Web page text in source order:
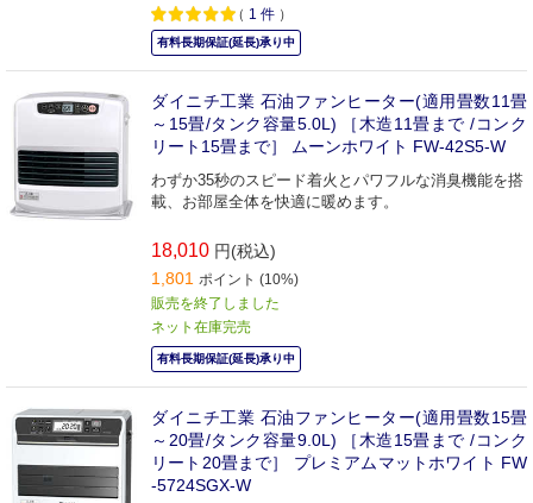
（ 1 件 ）
有料長期保証(延長)承り中
ダイニチ工業 石油ファンヒーター(適用畳数11畳
～15畳/タンク容量5.0L) ［木造11畳まで /コンク
リート15畳まで］ ムーンホワイト FW-42S5-W
わずか35秒のスピード着火とパワフルな消臭機能を搭
載、お部屋全体を快適に暖めます。
18,010 円(税込)
1,801 ポイント (10%)
販売を終了しました
ネット在庫完売
有料長期保証(延長)承り中
ダイニチ工業 石油ファンヒーター(適用畳数15畳
～20畳/タンク容量9.0L) ［木造15畳まで /コンク
リート20畳まで］ プレミアムマットホワイト FW
-5724SGX-W